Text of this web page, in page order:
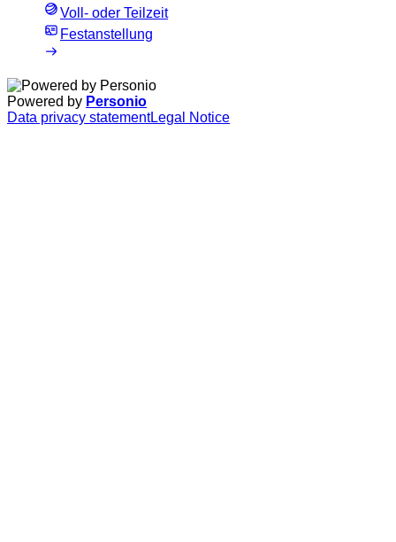
Voll- oder Teilzeit
Festanstellung
Powered by Personio
Data privacy statementLegal Notice